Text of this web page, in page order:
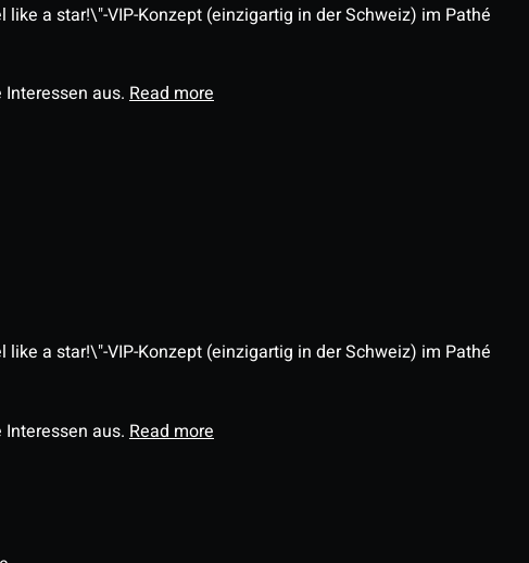
a star!\"-VIP-Konzept (einzigartig in der Schweiz) im Pathé
aus. Read more
a star!\"-VIP-Konzept (einzigartig in der Schweiz) im Pathé
aus. Read more